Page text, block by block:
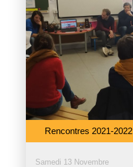
Rencontres 2021-2022
Samedi 13 Novembre